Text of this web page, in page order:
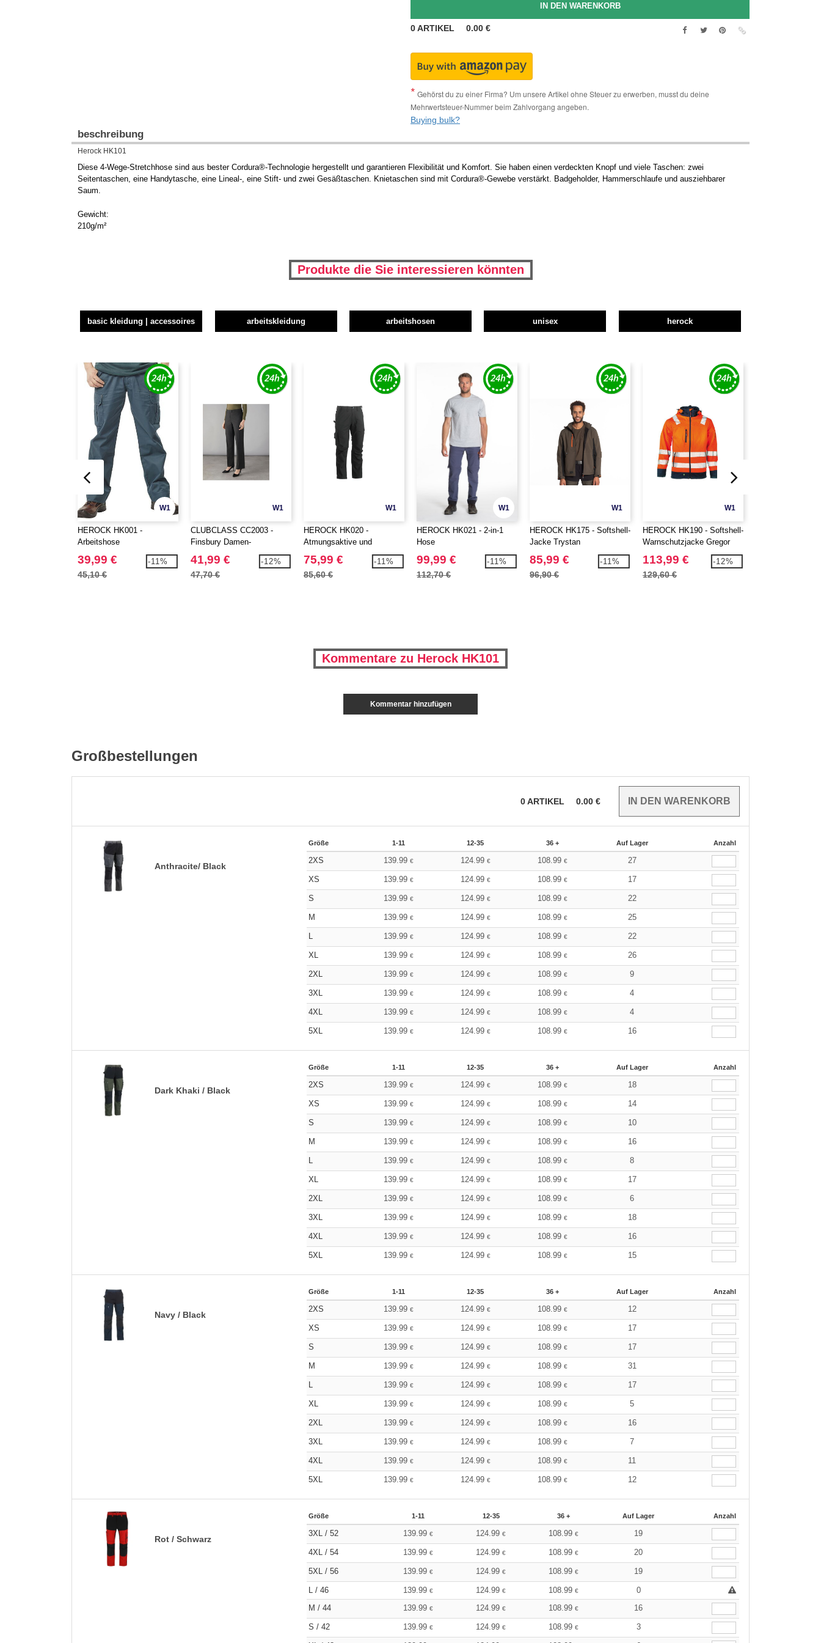
0ARTIKEL 0.00 €
Gehörst du zu einer Firma? Um unsere Artikel ohne Steuer zu erwerben, musst du deine
Mehrwertsteuer-Nummer beim Zahlvorgang angeben.
Buying bulk?
beschreibung
Herock HK101
Diese 4-Wege-Stretchhose sind aus bester Cordura®-Technologie hergestellt und garantieren Flexibilität und Komfort. Sie haben einen verdeckten Knopf und viele Taschen: zwei
Seitentaschen, eine Handytasche, eine Lineal-, eine Stift- und zwei Gesäßtaschen. Knietaschen sind mit Cordura®-Gewebe verstärkt. Badgeholder, Hammerschlaufe und ausziehbarer
Saum.
Gewicht:
210g/m²
Produkte die Sie interessieren könnten
basic kleidung | accessoires arbeitskleidung arbeitshosen unisex herock
W1
HEROCK HK001 -
Arbeitshose
39,99 €
45,10 €
-11%
W1
CLUBCLASS CC2003 -
Finsbury Damen-
Kostümhose
41,99 €
47,70 €
-12%
W1
HEROCK HK020 -
Atmungsaktive und
dehnbare Hose
75,99 €
85,60 €
-11%
W1
HEROCK HK021 - 2-in-1
Hose
99,99 €
112,70 €
-11%
W1
HEROCK HK175 - Softshell-
Jacke Trystan
85,99 €
96,90 €
-11%
W1
HEROCK HK190 - Softshell-
Warnschutzjacke Gregor
113,99 €
129,60 €
-12%
Kommentare zu Herock HK101
Kommentar hinzufügen
Großbestellungen
0ARTIKEL 0.00 €
Anthracite/ Black
Größe 1-11 12-35 36 + Auf Lager Anzahl
2XS 139.99 € 124.99 € 108.99€ 27
XS 139.99 € 124.99 € 108.99€ 17
S 139.99 € 124.99 € 108.99€ 22
M 139.99 € 124.99 € 108.99€ 25
L 139.99 € 124.99 € 108.99€ 22
XL 139.99 € 124.99 € 108.99€ 26
2XL 139.99 € 124.99 € 108.99€ 9
3XL 139.99 € 124.99 € 108.99€ 4
4XL 139.99 € 124.99 € 108.99€ 4
5XL 139.99 € 124.99 € 108.99€ 16
Dark Khaki / Black
Größe 1-11 12-35 36 + Auf Lager Anzahl
2XS 139.99 € 124.99 € 108.99€ 18
XS 139.99 € 124.99 € 108.99€ 14
S 139.99 € 124.99 € 108.99€ 10
M 139.99 € 124.99 € 108.99€ 16
L 139.99 € 124.99 € 108.99€ 8
XL 139.99 € 124.99 € 108.99€ 17
2XL 139.99 € 124.99 € 108.99€ 6
3XL 139.99 € 124.99 € 108.99€ 18
4XL 139.99 € 124.99 € 108.99€ 16
5XL 139.99 € 124.99 € 108.99€ 15
Navy / Black
Größe 1-11 12-35 36 + Auf Lager Anzahl
2XS 139.99 € 124.99 € 108.99€ 12
XS 139.99 € 124.99 € 108.99€ 17
S 139.99 € 124.99 € 108.99€ 17
M 139.99 € 124.99 € 108.99€ 31
L 139.99 € 124.99 € 108.99€ 17
XL 139.99 € 124.99 € 108.99€ 5
2XL 139.99 € 124.99 € 108.99€ 16
3XL 139.99 € 124.99 € 108.99€ 7
4XL 139.99 € 124.99 € 108.99€ 11
5XL 139.99 € 124.99 € 108.99€ 12
Rot / Schwarz
Größe 1-11 12-35 36 + Auf Lager Anzahl
3XL / 52 139.99€ 124.99€ 108.99€ 19
4XL / 54 139.99€ 124.99€ 108.99€ 20
5XL / 56 139.99€ 124.99€ 108.99€ 19
L / 46 139.99€ 124.99€ 108.99€
0
M / 44
139.99€ 124.99€ 108.99€ 16
S / 42 139.99€ 124.99€ 108.99€ 3